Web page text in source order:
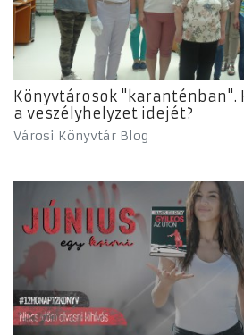
Könyvtárosok "karanténban".
a veszélyhelyzet idejét?
Városi Könyvtár Blog